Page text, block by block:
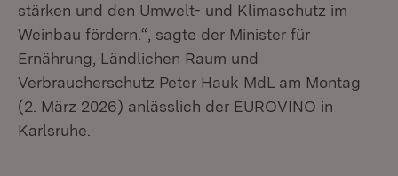
stärken und den Umwelt- und Klimaschutz im
Weinbau fördern.“, sagte der Minister für
Ernährung, Ländlichen Raum und
Verbraucherschutz Peter Hauk MdL am Montag
(2. März 2026) anlässlich der EUROVINO in
Karlsruhe.